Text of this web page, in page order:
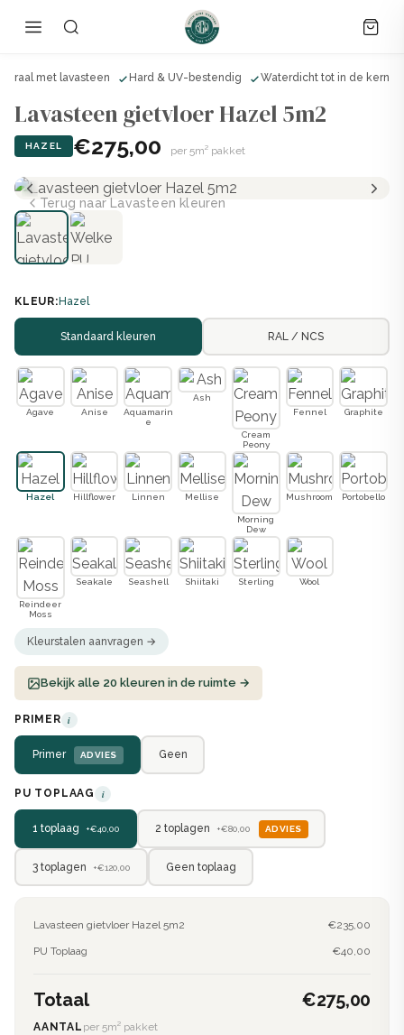
met lavasteen Hard & UV-bestendig Waterdicht tot in de kern
Lavasteen gietvloer Hazel 5m2
HAZEL €275,00 per 5m² pakket
Terug naar Lavasteen kleuren
KLEUR: Hazel
Standaard kleuren RAL / NCS
Agave Anise
Aquamarin
e
Ash
Cream
Peony
Fennel Graphite
Hazel Hillflower Linnen Mellise
Morning
Dew
Mushroom Portobello
Reindeer
Moss
Seakale Seashell Shiitaki Sterling Wool
Kleurstalen aanvragen →
Bekijk alle 20 kleuren in de ruimte →
PRIMER i
Primer ADVIES Geen
PU TOPLAAG i
1 toplaag +€40,00 2 toplagen +€80,00 ADVIES
3 toplagen +€120,00 Geen toplaag
Lavasteen gietvloer Hazel 5m2 €235,00
PU Toplaag €40,00
Totaal €275,00
AANTAL per 5m² pakket